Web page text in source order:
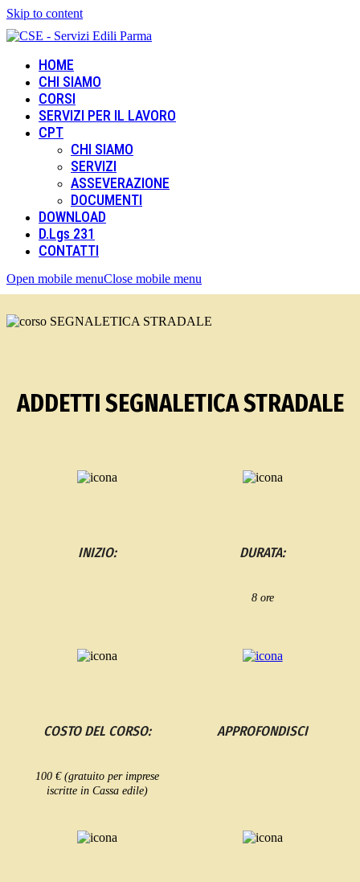
Skip to content
HOME
CHI SIAMO
CORSI
SERVIZI PER IL LAVORO
CPT
CHI SIAMO
SERVIZI
ASSEVERAZIONE
DOCUMENTI
DOWNLOAD
D.Lgs 231
CONTATTI
Open mobile menuClose mobile menu
ADDETTI SEGNALETICA STRADALE
INIZIO: DURATA:
8 ore
COSTO DEL CORSO:
100 € (gratuito per imprese
iscritte in Cassa edile)
APPROFONDISCI